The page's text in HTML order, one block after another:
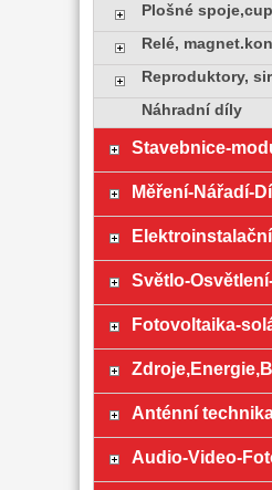
Plošné
Relé,
Reproduktory,
Náhradní díly
Stavebnice-
Měření-Nářadí-
Světlo-
Fotovoltaika-
Anténní
Audio-Video-